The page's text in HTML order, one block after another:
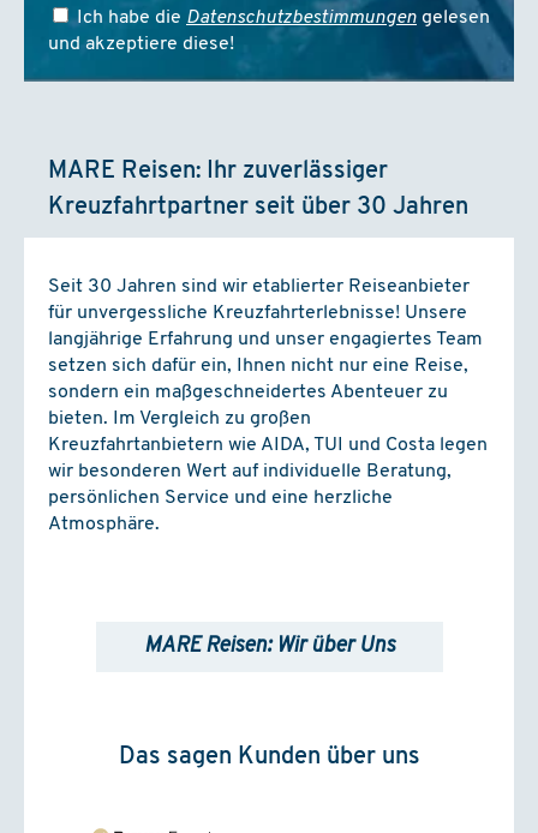
Ich habe die Datenschutzbestimmungen gelesen
und akzeptiere diese!
MARE Reisen: Ihr zuverlässiger
Kreuzfahrtpartner seit über 30 Jahren
Seit 30 Jahren sind wir etablierter Reiseanbieter
für unvergessliche Kreuzfahrterlebnisse! Unsere
langjährige Erfahrung und unser engagiertes Team
setzen sich dafür ein, Ihnen nicht nur eine Reise,
sondern ein maßgeschneidertes Abenteuer zu
bieten. Im Vergleich zu großen
Kreuzfahrtanbietern wie AIDA, TUI und Costa legen
wir besonderen Wert auf individuelle Beratung,
persönlichen Service und eine herzliche
Atmosphäre.
MARE Reisen: Wir über Uns
Das sagen Kunden über uns